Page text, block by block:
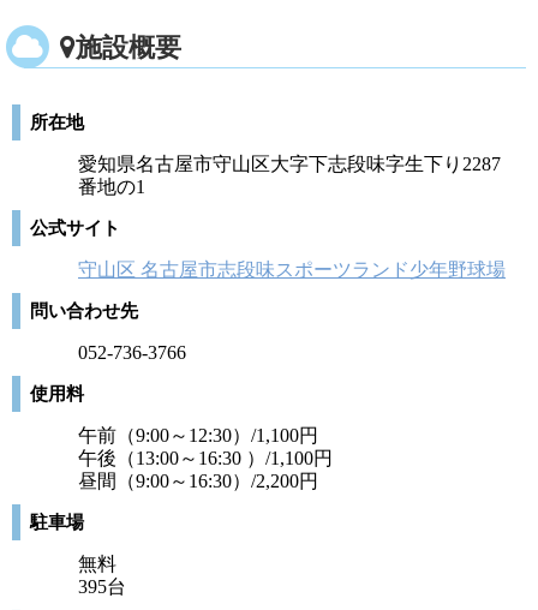
施設概要
所在地
愛知県名古屋市守山区大字下志段味字生下り2287
番地の1
公式サイト
守山区 名古屋市志段味スポーツランド少年野球場
問い合わせ先
052-736-3766
使用料
午前（9:00～12:30）/1,100円
午後（13:00～16:30 ）/1,100円
昼間（9:00～16:30）/2,200円
駐車場
無料
395台